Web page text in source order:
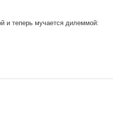
и теперь мучается дилеммой: